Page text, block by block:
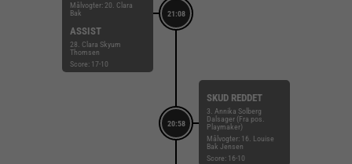
21:08
Målvogter: 20. Clara
Bak
ASSIST
28. Clara Skyum
Thomsen
Score: 17-10
20:58
SKUD REDDET
3. Annika Solberg
Dalsager (Fra pos.
Playmaker)
Målvogter: 16. Louise
Bak Jensen
Score: 16-10